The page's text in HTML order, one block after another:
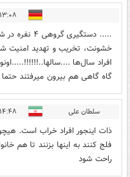
۱۳:۰۸ - ۱۴۰۴/۰۵/۲۲
..... دستگیری
خشونت، تخریب و تهدید امنیت
افراد سال‌ها
گاه گاهی هم بیرون میرفتند حتما
سلطان علی ۱۴:۴۸ - ۱۴۰۴/۰۵/۲۲
ذات اینجور افراد خراب است.
فلج کنند به اینها بزنند تا هم
راحت شود